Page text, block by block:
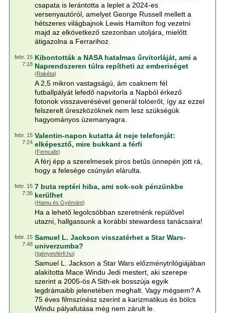
csapata is lerántotta a leplet a 2024-es
versenyautóról, amelyet George Russell mellett a
hétszeres világbajnok Lewis Hamilton fog vezetni
majd az elkövetkező szezonban utoljára, mielőtt
átigazolna a Ferrarihoz.
febr. 15
7:18
Kibontották a NASA hatalmas űrvitorláját, ami a
Naprendszeren túlra repítheti az emberiséget
(Rakéta)
A 2,5 mikron vastagságú, ám csaknem fél
futballpályát lefedő napvitorla a Napból érkező
fotonok visszaverésével generál tolóerőt, így az ezzel
felszerelt űreszközöknek nem lesz szükségük
hagyományos üzemanyagra.
febr. 15
7:24
Valentin-napon kutatta át neje telefonját:
elképesztő, mire bukkant a férfi
(Femcafe)
A férj épp a szerelmesek piros betűs ünnepén jött rá,
hogy a felesége csúnyán elárulta.
febr. 15
7:36
7 buta reptéri hiba, ami sok-sok pénzünkbe
kerülhet
(Hamu és Gyémánt)
Ha a lehető legolcsóbban szeretnénk repülővel
utazni, hallgassunk a korábbi stewardess tanácsaira!
febr. 15
7:48
Samuel L. Jackson visszatérhet a Star Wars-
univerzumba?
(Igényesférfi.hu)
Samuel L. Jackson a Star Wars előzménytrilógiájában
alakította Mace Windu Jedi mestert, aki szerepe
szerint a 2005-ös A Sith-ek bosszúja egyik
legdrámaibb jelenetében meghalt. Vagy mégsem? A
75 éves filmszínész szerint a karizmatikus és bölcs
Windu pályafutása még nem zárult le.